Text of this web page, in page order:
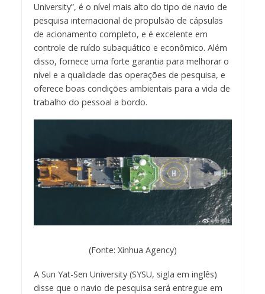
University”, é o nível mais alto do tipo de navio de
pesquisa internacional de propulsão de cápsulas
de acionamento completo, e é excelente em
controle de ruído subaquático e econômico. Além
disso, fornece uma forte garantia para melhorar o
nível e a qualidade das operações de pesquisa, e
oferece boas condições ambientais para a vida de
trabalho do pessoal a bordo.
(Fonte: Xinhua Agency)
A Sun Yat-Sen University (SYSU, sigla em inglês)
disse que o navio de pesquisa será entregue em